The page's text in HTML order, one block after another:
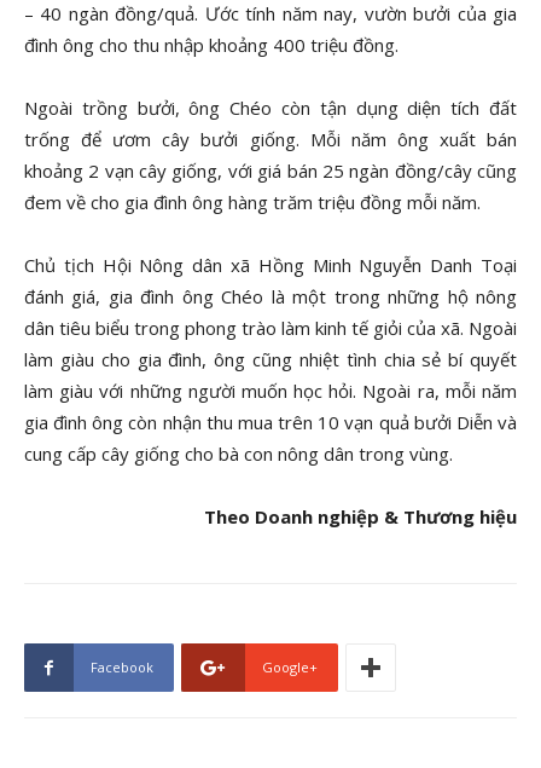
– 40 ngàn đồng/quả. Ước tính năm nay, vườn bưởi của gia
đình ông cho thu nhập khoảng 400 triệu đồng.
Ngoài trồng bưởi, ông Chéo còn tận dụng diện tích đất
trống để ươm cây bưởi giống. Mỗi năm ông xuất bán
khoảng 2 vạn cây giống, với giá bán 25 ngàn đồng/cây cũng
đem về cho gia đình ông hàng trăm triệu đồng mỗi năm.
Chủ tịch Hội Nông dân xã Hồng Minh Nguyễn Danh Toại
đánh giá, gia đình ông Chéo là một trong những hộ nông
dân tiêu biểu trong phong trào làm kinh tế giỏi của xã. Ngoài
làm giàu cho gia đình, ông cũng nhiệt tình chia sẻ bí quyết
làm giàu với những người muốn học hỏi. Ngoài ra, mỗi năm
gia đình ông còn nhận thu mua trên 10 vạn quả bưởi Diễn và
cung cấp cây giống cho bà con nông dân trong vùng.
Theo Doanh nghiệp & Thương hiệu
Facebook Google+